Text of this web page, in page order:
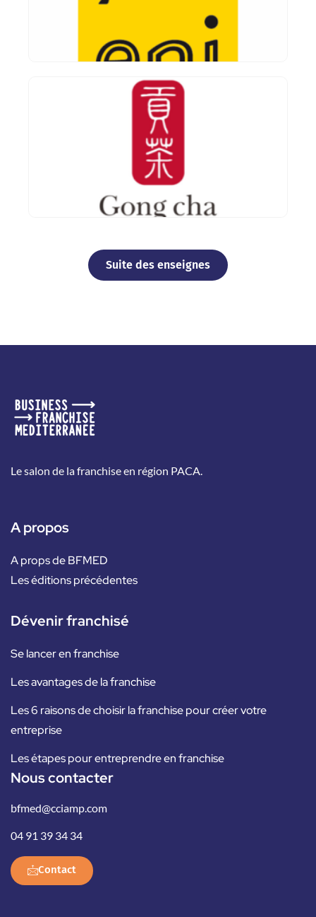
Suite des enseignes
Le salon de la franchise en région PACA.
A propos
A props de BFMED
Les éditions précédentes
Dévenir franchisé
Se lancer en franchise
Les avantages de la franchise
Les 6 raisons de choisir la franchise pour créer votre
entreprise
Les étapes pour entreprendre en franchise
Nous contacter
bfmed@cciamp.com
04 91 39 34 34
Contact